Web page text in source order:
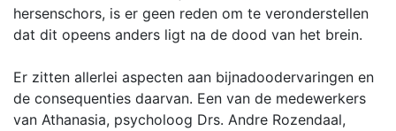
hersenschors, is er geen reden om te veronderstellen
dat dit opeens anders ligt na de dood van het brein.
Er zitten allerlei aspecten aan bijnadoodervaringen en
de consequenties daarvan. Een van de medewerkers
van Athanasia, psycholoog Drs. Andre Rozendaal,